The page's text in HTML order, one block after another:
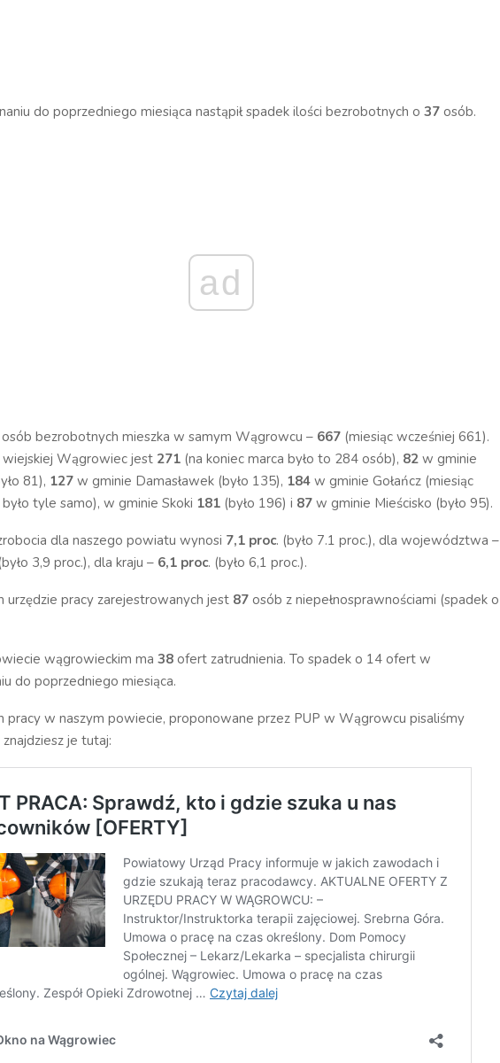
do poprzedniego miesiąca nastąpił spadek ilości bezrobotnych o 37 osób.
ad
bezrobotnych mieszka w samym Wągrowcu – 667 (miesiąc wcześniej 661).
Wągrowiec jest 271 (na koniec marca było to 284 osób), 82 w gminie
81), 127 w gminie Damasławek (było 135), 184 w gminie Gołańcz (miesiąc
tyle samo), w gminie Skoki 181 (było 196) i 87 w gminie Mieścisko (było 95).
dla naszego powiatu wynosi 7,1 proc. (było 7.1 proc.), dla województwa –
3,9 proc.), dla kraju – 6,1 proc. (było 6,1 proc.).
urzędzie pracy zarejestrowanych jest 87 osób z niepełnosprawnościami (spadek o
wągrowieckim ma 38 ofert zatrudnienia. To spadek o 14 ofert w
do poprzedniego miesiąca.
pracy w naszym powiecie, proponowane przez PUP w Wągrowcu pisaliśmy
je tutaj: